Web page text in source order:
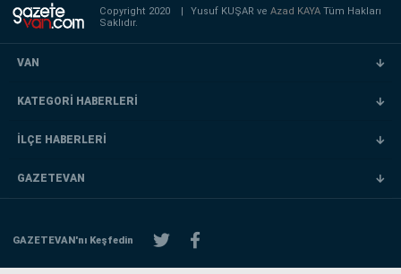
Copyright 2020 | Yusuf KUŞAR veAzad KAYATüm Hakları
Saklıdır.
VAN
KATEGORİ HABERLERİ
İLÇE HABERLERİ
GAZETEVAN
GAZETEVAN'nı Keşfedin